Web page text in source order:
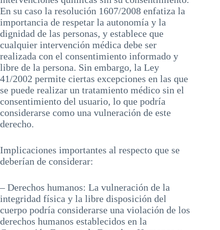
En su caso la resolución 1607/2008 enfatiza la
importancia de respetar la autonomía y la
dignidad de las personas, y establece que
cualquier intervención médica debe ser
realizada con el consentimiento informado y
libre de la persona. Sin embargo, la Ley
41/2002 permite ciertas excepciones en las que
se puede realizar un tratamiento médico sin el
consentimiento del usuario, lo que podría
considerarse como una vulneración de este
derecho.
Implicaciones importantes al respecto que se
deberían de considerar:
– Derechos humanos: La vulneración de la
integridad física y la libre disposición del
cuerpo podría considerarse una violación de los
derechos humanos establecidos en la